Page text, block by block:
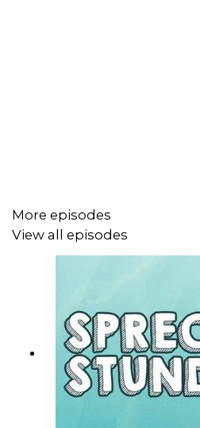
More episodes
View all episodes